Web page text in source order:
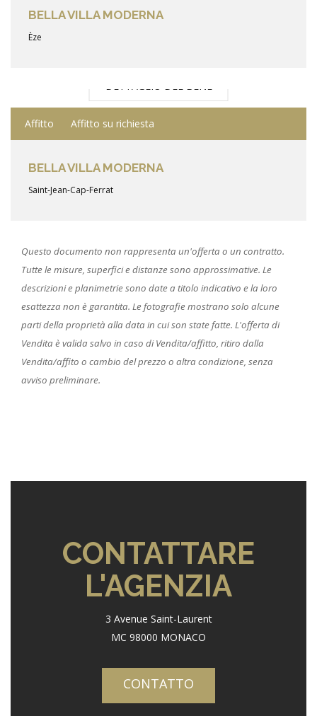
BELLA VILLA MODERNA
Èze
DETTAGLIO DEL BENE
Affitto Affitto su richiesta
BELLA VILLA MODERNA
Saint-Jean-Cap-Ferrat
Questo documento non rappresenta un'offerta o un contratto.
Tutte le misure, superfici e distanze sono approssimative. Le
descrizioni e planimetrie sono date a titolo indicativo e la loro
esattezza non è garantita. Le fotografie mostrano solo alcune
parti della proprietà alla data in cui son state fatte. L'offerta di
Vendita è valida salvo in caso di Vendita/affitto, ritiro dalla
Vendita/affito o cambio del prezzo o altra condizione, senza
avviso preliminare.
CONTATTARE
L'AGENZIA
3 Avenue Saint-Laurent
MC 98000 MONACO
CONTATTO